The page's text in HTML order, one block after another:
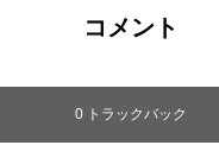
コメント
0 トラックバック